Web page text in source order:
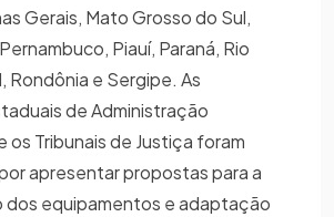
Gerais, Mato Grosso do Sul,
Piauí, Paraná, Rio
Rondônia e Sergipe. As
de Administração
os Tribunais de Justiça foram
apresentar propostas para a
dos equipamentos e adaptação